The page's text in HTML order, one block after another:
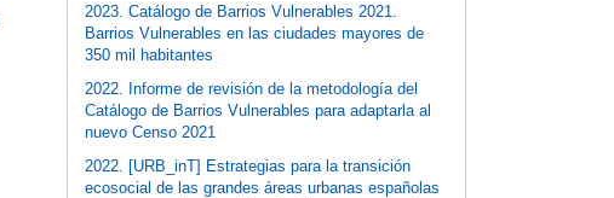
2023. Catálogo de Barrios Vulnerables 2021.
Barrios Vulnerables en las ciudades mayores de
350 mil habitantes
2022. Informe de revisión de la metodología del
Catálogo de Barrios Vulnerables para adaptarla al
nuevo Censo 2021
2022. [URB_inT] Estrategias para la transición
ecosocial de las grandes áreas urbanas españolas